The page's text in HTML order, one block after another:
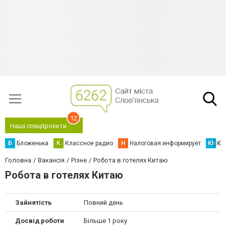
Наші спецпроєкти
12
Б Бложенька К Классное радио Н Налоговая информирует Ю
Головна Вакансія Різне Робота в готелях Китаю
Робота в готелях Китаю
Зайнятість Повний день
Досвід роботи Більше 1 року